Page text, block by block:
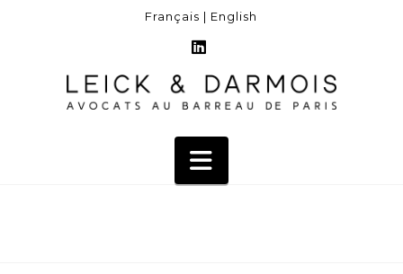
Français | English
LinkedIn
Navigation